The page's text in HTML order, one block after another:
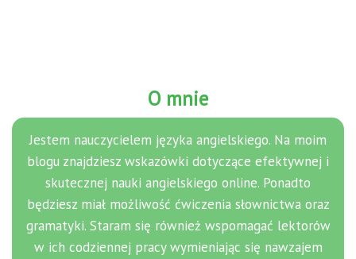
O mnie
Jestem nauczycielem języka angielskiego. Na moim
blogu znajdziesz wskazówki dotyczące efektywnej i
skutecznej nauki angielskiego online. Ponadto
będziesz miał możliwość ćwiczenia słownictwa oraz
gramatyki. Staram się również wspomagać lektorów
w ich codziennej pracy wymieniając się nawzajem